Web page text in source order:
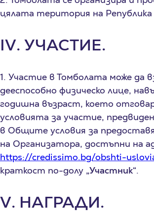
цялата територия на Република
IV. УЧАСТИЕ.
1. Участие в Томболата може да
дееспособно физическо лице,
годишна възраст, което
условията за участие,
в Общите условия за
на Организатора, достъпни на
https://credissimo.bg/obshti-
краткост по-долу „Участник“.
V. НАГРАДИ.